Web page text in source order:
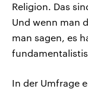
Religion. Das
Und wenn man
man sagen, es
In der Umfrage